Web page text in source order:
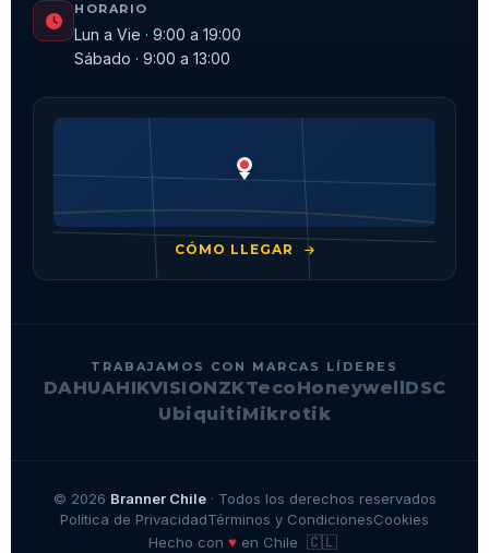
HORARIO
Lun a Vie · 9:00 a 19:00
Sábado · 9:00 a 13:00
CÓMO LLEGAR
TRABAJAMOS CON MARCAS LÍDERES
DAHUAHIKVISIONZKTecoHoneywellDSC
UbiquitiMikrotik
© 2026 Branner Chile· Todos los derechos reservados
Política de PrivacidadTérminos y CondicionesCookies
Hecho con ♥en Chile 🇨🇱